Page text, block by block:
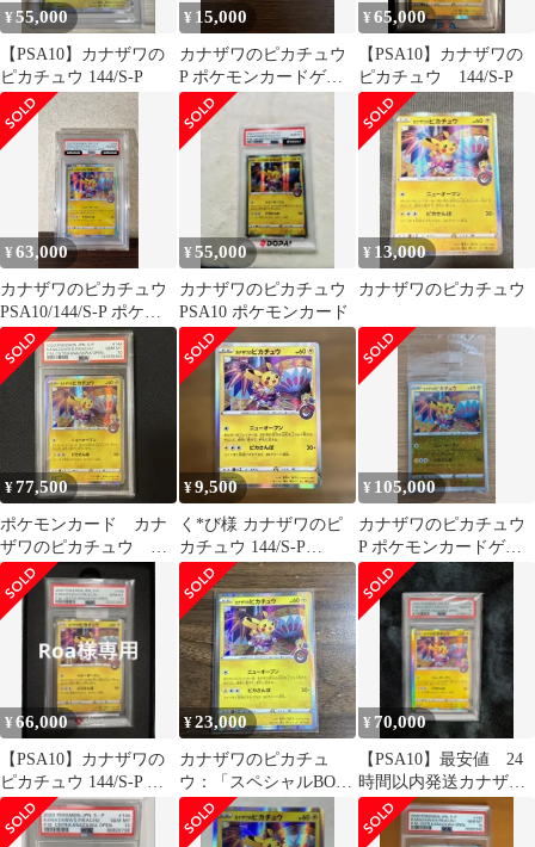
¥55,000
【PSA10】カナザワの
ピカチュウ 144/S-P
¥ 15,000
カナザワのピカチュウ
P ポケモンカードゲー
ム ソード&シールド ス
ペシャルB…
¥65,000
【PSA10】カナザワの
ピカチュウ 144/S-P
¥63,000
カナザワのピカチュウ
PSA10/144/S-P ポケモ
ンカード
¥55,000
カナザワのピカチュウ
PSA10 ポケモンカード
¥ 13,000
カナザワのピカチュウ
¥77,500
ポケモンカード カナ
ザワのピカチュウ
psa10
¥9,500
く*び様 カナザワのピ
カチュウ 144/S-P
PROMO
¥ 105,000
カナザワのピカチュウ
P ポケモンカードゲー
ム ソード&シールド
¥66,000
【PSA10】カナザワの
ピカチュウ 144/S-P ポ
ケモンカード
¥23,000
カナザワのピカチュ
ウ：「スペシャルBOX
ポケモンセンターカナ
ザワオープン記念…
¥ 70,000
【PSA10】最安値 24
時間以内発送カナザワ
のピカチュウ プロモ